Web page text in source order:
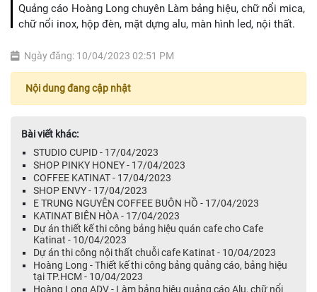
Quảng cáo Hoàng Long chuyên Làm bảng hiệu, chữ nổi mica,
chữ nổi inox, hộp đèn, mặt dựng alu, màn hình led, nội thất.
Ngày đăng: 10/04/2023 02:51 PM
Nội dung đang cập nhật
Bài viết khác:
STUDIO CUPID - 17/04/2023
SHOP PINKY HONEY - 17/04/2023
COFFEE KATINAT - 17/04/2023
SHOP ENVY - 17/04/2023
E TRUNG NGUYÊN COFFEE BUÔN HỒ - 17/04/2023
KATINAT BIÊN HÒA - 17/04/2023
Dự án thiết kế thi công bảng hiệu quán cafe cho Cafe
Katinat - 10/04/2023
Dự án thi công nội thất chuỗi cafe Katinat - 10/04/2023
Hoàng Long - Thiết kế thi công bảng quảng cáo, bảng hiệu
tại TP.HCM - 10/04/2023
Hoàng Long ADV - Làm bảng hiệu quảng cáo Alu, chữ nổi